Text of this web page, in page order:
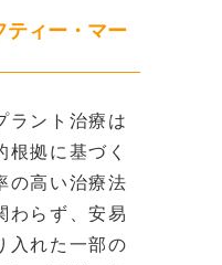
ティー・マー
ラント治療は
根拠に基づく
の高い治療法
わらず、安易
入れた一部の